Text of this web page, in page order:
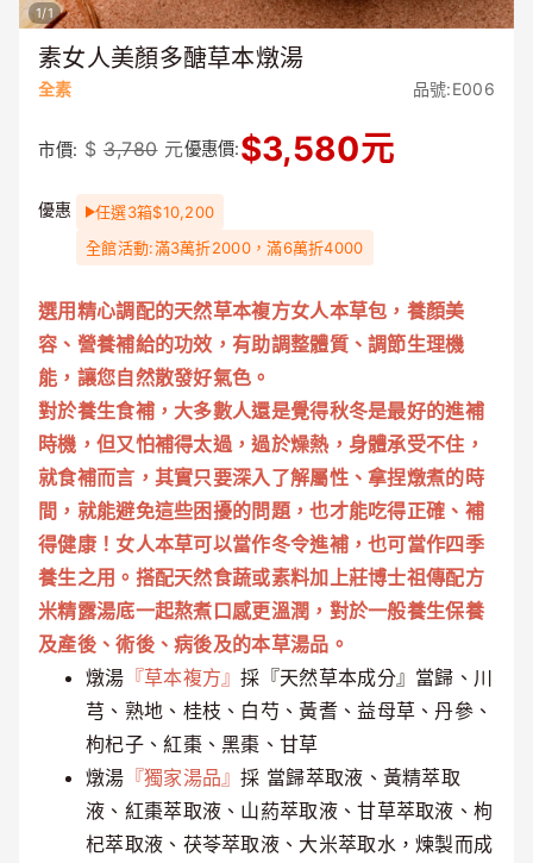
1/1
素女人美顏多醣草本燉湯
全素 品號:E006
市價: $ 3,780 元優惠價:$3,580元
優惠
任選3箱$10,200
全館活動:滿3萬折2000，滿6萬折4000
選用精心調配的天然草本複方女人本草包，養顏美
容、營養補給的功效，有助調整體質、調節生理機
能，讓您自然散發好氣色。
對於養生食補，大多數人還是覺得秋冬是最好的進補
時機，但又怕補得太過，過於燥熱，身體承受不住，
就食補而言，其實只要深入了解屬性、拿捏燉煮的時
間，就能避免這些困擾的問題，也才能吃得正確、補
得健康！女人本草可以當作冬令進補，也可當作四季
養生之用。搭配天然食蔬或素料加上莊博士祖傳配方
米精露湯底一起熬煮口感更溫潤，對於一般養生保養
及產後、術後、病後及的本草湯品。
燉湯 『草本複方』採『天然草本成分』當歸、川
芎、熟地、桂枝、白芍、黃耆、益母草、丹參、
枸杞子、紅棗、黑棗、甘草
燉湯 『獨家湯品』採 當歸萃取液、黃精萃取
液、紅棗萃取液、山葯萃取液、甘草萃取液、枸
杞萃取液、茯苓萃取液、大米萃取水，煉製而成